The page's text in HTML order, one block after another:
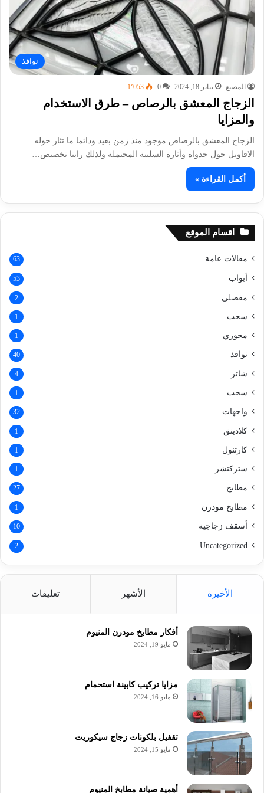
نوافذ
المصنع يناير 18, 2024 0 1٬053
الزجاج المعشق بالرصاص – طرق الاستخدام
والمزايا
الزجاج المعشق بالرصاص موجود منذ زمن بعيد ودائما ما تثار حوله
الاقاويل حول جدواه وأثارة السلبية المحتملة ولذلك راينا تخصيص…
أكمل القراءة »
اقسام الموقع
مقالات عامة 63
أبواب 53
مفصلي 2
سحب 1
محوري 1
نوافذ 40
شاتر 4
سحب 1
واجهات 32
كلادينق 1
كارتنول 1
ستركتشر 1
مطابخ 27
مطابخ مودرن 1
أسقف زجاجية 10
Uncategorized
2
الأخيرة الأشهر تعليقات
أفكار مطابخ مودرن المنيوم
مايو 19, 2024
مزايا تركيب كابينة استحمام
مايو 16, 2024
تقفيل بلكونات زجاج سيكوريت
مايو 15, 2024
أهمية صيانة مطابخ المنيوم